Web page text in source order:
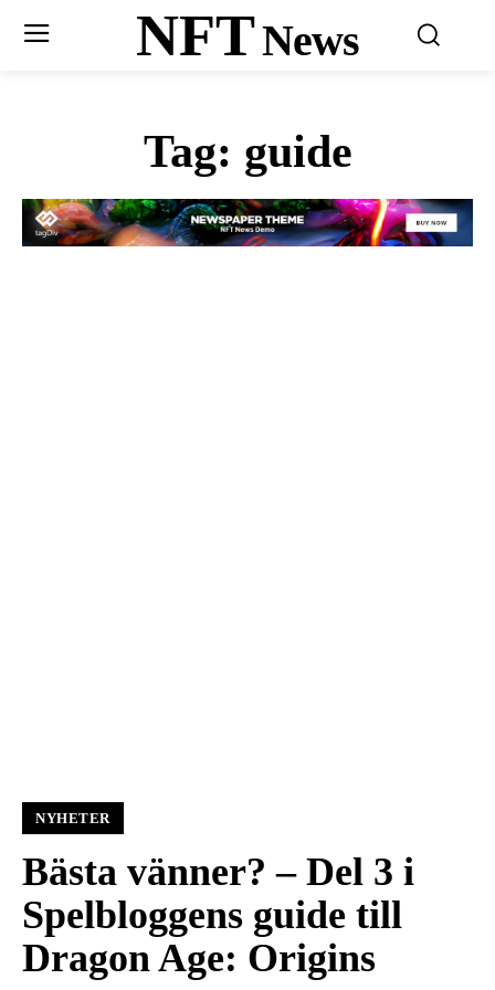
NFTNews
Tag: guide
NYHETER
Bästa vänner? – Del 3 i
Spelbloggens guide till
Dragon Age: Origins